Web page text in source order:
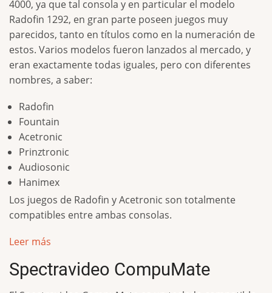
4000, ya que tal consola y en particular el modelo
Radofin 1292, en gran parte poseen juegos muy
parecidos, tanto en títulos como en la numeración de
estos. Varios modelos fueron lanzados al mercado, y
eran exactamente todas iguales, pero con diferentes
nombres, a saber:
Radofin
Fountain
Acetronic
Prinztronic
Audiosonic
Hanimex
Los juegos de Radofin y Acetronic son totalmente
compatibles entre ambas consolas.
Leer más
Spectravideo CompuMate